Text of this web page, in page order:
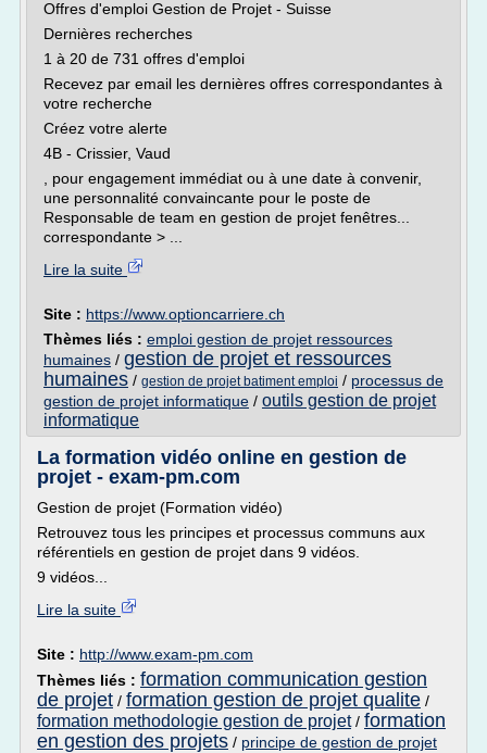
Offres d'emploi Gestion de Projet - Suisse
Dernières recherches
1 à 20 de 731 offres d'emploi
Recevez par email les dernières offres correspondantes à
votre recherche
Créez votre alerte
4B - Crissier, Vaud
, pour engagement immédiat ou à une date à convenir,
une personnalité convaincante pour le poste de
Responsable de team en gestion de projet fenêtres...
correspondante > ...
Lire la suite
Site : https://www.optioncarriere.ch
Thèmes liés : emploi gestion de projet ressources
humaines / gestion de projet et ressources
humaines / gestion de projet batiment emploi / processus de
gestion de projet informatique / outils gestion de projet
informatique
La formation vidéo online en gestion de
projet - exam-pm.com
Gestion de projet (Formation vidéo)
Retrouvez tous les principes et processus communs aux
référentiels en gestion de projet dans 9 vidéos.
9 vidéos...
Lire la suite
Site : http://www.exam-pm.com
Thèmes liés : formation communication gestion
de projet / formation gestion de projet qualite /
formation methodologie gestion de projet/ formation
en gestion des projets / principe de gestion de projet